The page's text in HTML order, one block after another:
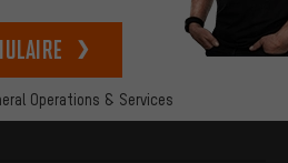
Operations & Services